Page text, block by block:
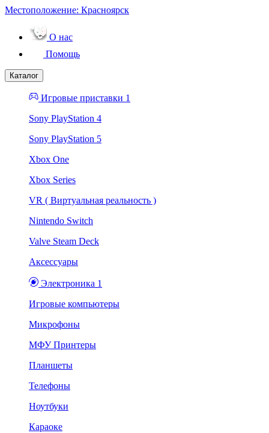
Местоположение: Красноярск
О нас
Помощь
Каталог
Игровые приставки 1
Sony PlayStation 4
Sony PlayStation 5
Xbox One
Xbox Series
VR ( Виртуальная реальность )
Nintendo Switch
Valve Steam Deck
Аксессуары
Электроника 1
Игровые компьютеры
Микрофоны
МФУ Принтеры
Планшеты
Телефоны
Ноутбуки
Караоке